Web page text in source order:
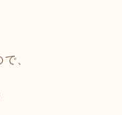
、